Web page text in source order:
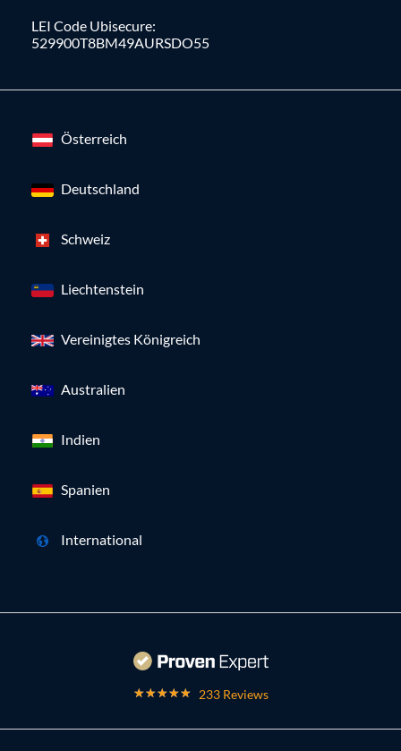
LEI Code Ubisecure:
529900T8BM49AURSDO55
Österreich
Deutschland
Schweiz
Liechtenstein
Vereinigtes Königreich
Australien
Indien
Spanien
International
233 Reviews